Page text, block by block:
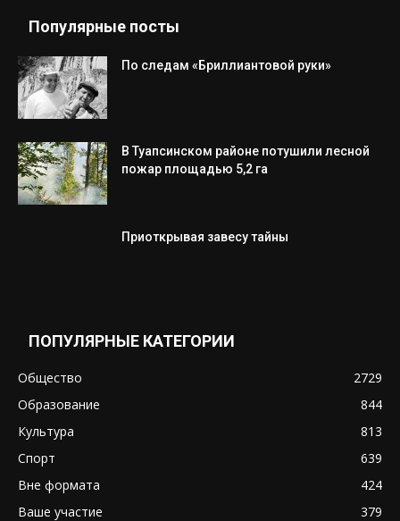
Популярные посты
По следам «Бриллиантовой руки»
В Туапсинском районе потушили лесной
пожар площадью 5,2 га
Приоткрывая завесу тайны
ПОПУЛЯРНЫЕ КАТЕГОРИИ
Общество
2729
Образование
844
Культура
813
Спорт
639
Вне формата
424
Ваше участие
379